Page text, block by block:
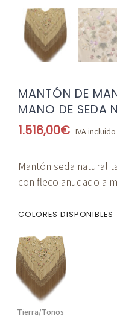
MANTÓN DE
MANO DE SEDA
1.516,00€ IVA incluido
Mantón seda natural
con fleco anudado a
COLORES DISPONIBLES
Tierra/Tonos